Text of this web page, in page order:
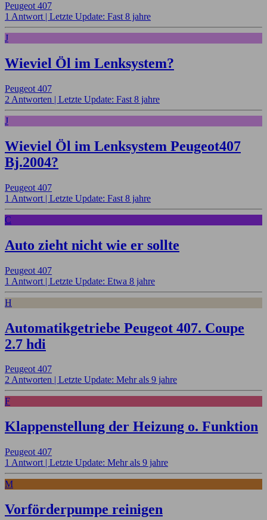
Peugeot 407
1 Antwort | Letzte Update: Fast 8 jahre
J
Wieviel Öl im Lenksystem?
Peugeot 407
2 Antworten | Letzte Update: Fast 8 jahre
J
Wieviel Öl im Lenksystem Peugeot407
Bj.2004?
Peugeot 407
1 Antwort | Letzte Update: Fast 8 jahre
C
Auto zieht nicht wie er sollte
Peugeot 407
1 Antwort | Letzte Update: Etwa 8 jahre
H
Automatikgetriebe Peugeot 407. Coupe
2.7 hdi
Peugeot 407
2 Antworten | Letzte Update: Mehr als 9 jahre
F
Klappenstellung der Heizung o. Funktion
Peugeot 407
1 Antwort | Letzte Update: Mehr als 9 jahre
M
Vorförderpumpe reinigen